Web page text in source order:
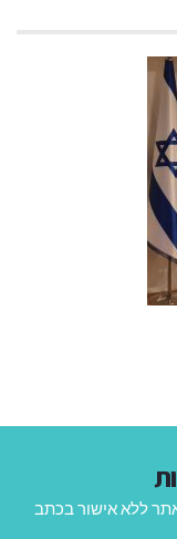
ללא אישור בכתב